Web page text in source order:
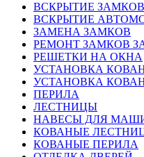
ВСКРЫТИЕ ЗАМКОВ
ВСКРЫТИЕ
ЗАМЕНА ЗАМКОВ
РЕМОНТ ЗАМКОВ
РЕШЕТКИ НА ОКНА
УСТАНОВКА
УСТАНОВКА
ПЕРИЛА
ЛЕСТНИЦЫ
НАВЕСЫ ДЛЯ
КОВАНЫЕ
КОВАНЫЕ ПЕРИЛА